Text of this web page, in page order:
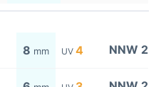
8 mm UV 4 NNW 2